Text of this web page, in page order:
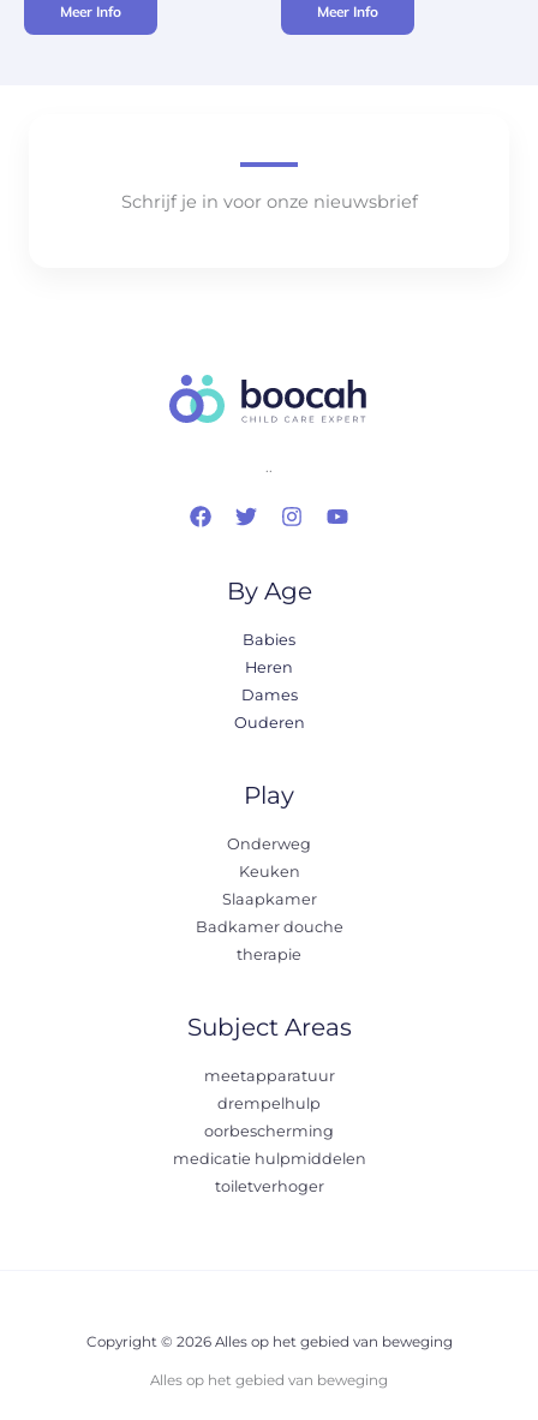
Meer Info Meer Info
Schrijf je in voor onze nieuwsbrief
..
By Age
Babies
Heren
Dames
Ouderen
Play
Onderweg
Keuken
Slaapkamer
Badkamer douche
therapie
Subject Areas
meetapparatuur
drempelhulp
oorbescherming
medicatie hulpmiddelen
toiletverhoger
Copyright © 2026 Alles op het gebied van beweging
Alles op het gebied van beweging